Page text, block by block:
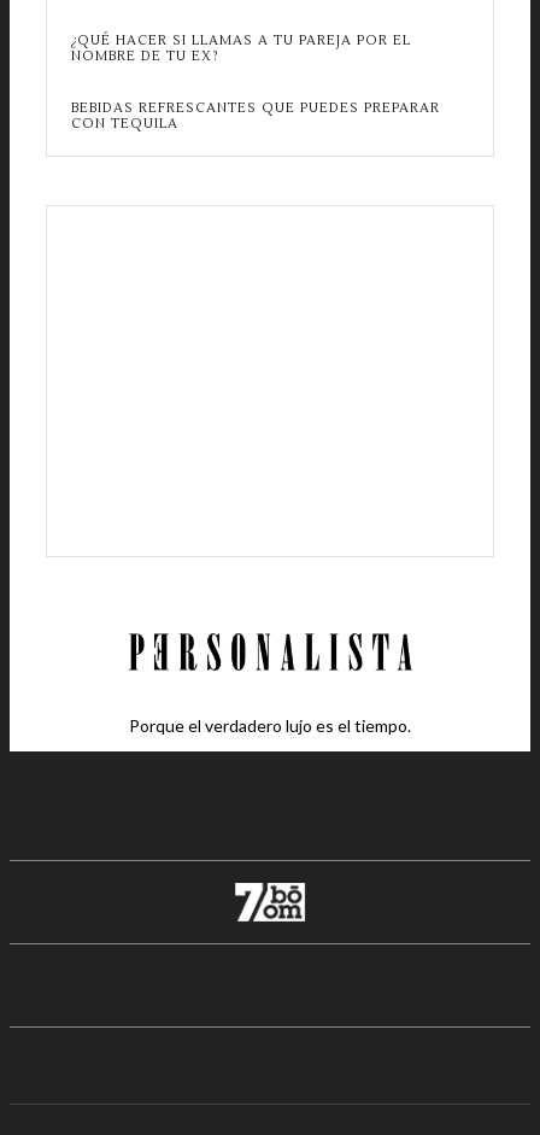
¿QUÉ HACER SI LLAMAS A TU PAREJA POR EL
NOMBRE DE TU EX?
BEBIDAS REFRESCANTES QUE PUEDES PREPARAR
CON TEQUILA
Porque el verdadero lujo es el tiempo.